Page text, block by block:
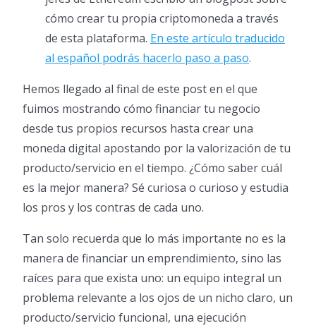
cómo crear tu propia criptomoneda a través
de esta plataforma. En este artículo traducido
al español podrás hacerlo paso a paso.
Hemos llegado al final de este post en el que
fuimos mostrando cómo financiar tu negocio
desde tus propios recursos hasta crear una
moneda digital apostando por la valorización de tu
producto/servicio en el tiempo. ¿Cómo saber cuál
es la mejor manera? Sé curiosa o curioso y estudia
los pros y los contras de cada uno.
Tan solo recuerda que lo más importante no es la
manera de financiar un emprendimiento, sino las
raíces para que exista uno: un equipo integral un
problema relevante a los ojos de un nicho claro, un
producto/servicio funcional, una ejecución